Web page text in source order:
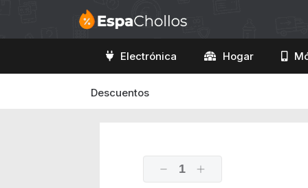
Electrónica Hogar
Descuentos
1